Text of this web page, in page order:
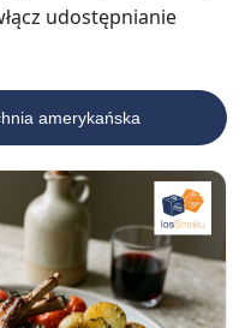
udostępnianie
amerykańska